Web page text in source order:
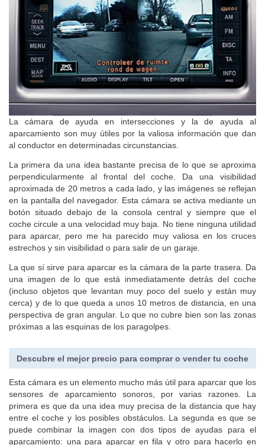
La cámara de ayuda en intersecciones y la de ayuda al
aparcamiento son muy útiles por la valiosa información que dan
La primera da una idea bastante precisa de lo que se aproxima
perpendicularmente al frontal del coche. Da una visibilidad
aproximada de 20 metros a cada lado, y las imágenes se reflejan
en la pantalla del navegador. Esta cámara se activa mediante un
botón situado debajo de la consola central y siempre que el
coche circule a una velocidad muy baja. No tiene ninguna utilidad
para aparcar, pero me ha parecido muy valiosa en los cruces
La que sí sirve para aparcar es la cámara de la parte trasera. Da
una imagen de lo que está inmediatamente detrás del coche
(incluso objetos que levantan muy poco del suelo y están muy
cerca) y de lo que queda a unos 10 metros de distancia, en una
perspectiva de gran angular. Lo que no cubre bien son las zonas
Descubre el mejor precio para comprar o vender tu coche
Esta cámara es un elemento mucho más útil para aparcar que los
sensores de aparcamiento sonoros, por varias razones. La
primera es que da una idea muy precisa de la distancia que hay
entre el coche y los posibles obstáculos. La segunda es que se
puede combinar la imagen con dos tipos de ayudas para el